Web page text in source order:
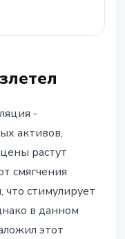
-
активов,
растут
смягчения
стимулирует
в данном
этот